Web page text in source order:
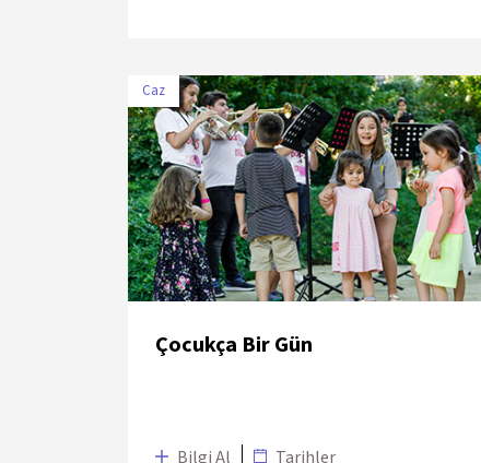
Caz
Çocukça Bir Gün
Bilgi Al Tarihler
TARİH MEKÂN
9 Temmuz
2018
Zorlu PSM Drama
Sahnesi